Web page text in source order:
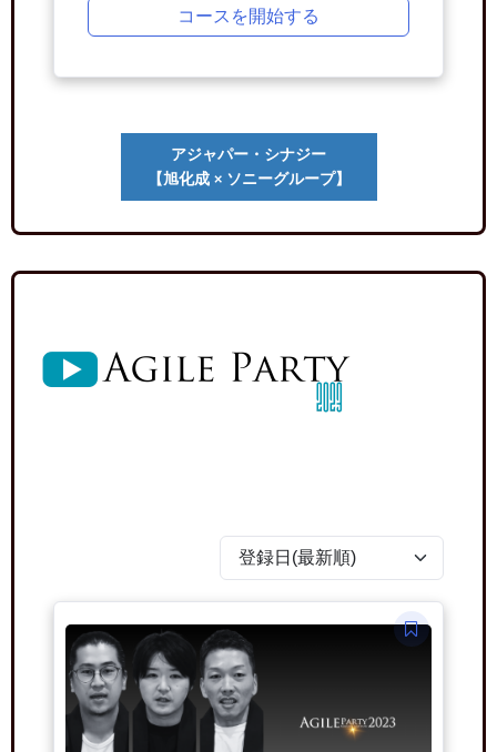
コースを開始する
アジャパー・シナジー
【旭化成 × ソニーグループ】